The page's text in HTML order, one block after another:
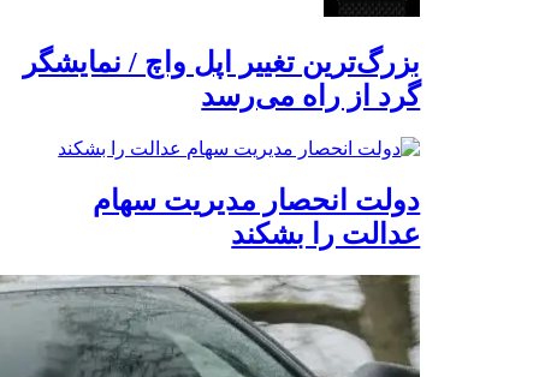
بزرگ‌ترین تغییر اپل واچ / نمایشگر
گرد از راه می‌رسد
دولت انحصار مدیریت سهام
عدالت را بشکند